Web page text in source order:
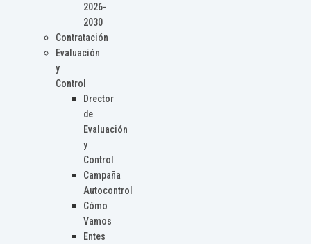
2026-
2030
Contratación
Evaluación
y
Control
Drector
de
Evaluación
y
Control
Campaña
Autocontrol
Cómo
Vamos
Entes